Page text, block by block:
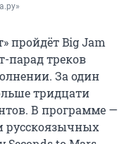
пройдёт Big Jam
парад треков
За один
тридцати
В программе —
русскоязычных